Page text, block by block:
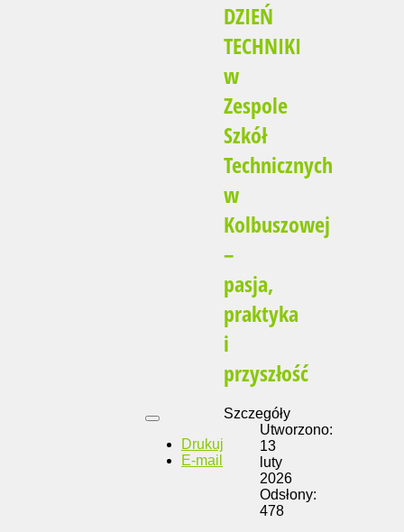
DZIEŃ
TECHNIKI
w
Zespole
Szkół
Technicznych
w
Kolbuszowej
–
pasja,
praktyka
i
przyszłość
Drukuj
E-mail
Szczegóły
Utworzono:
13
luty
2026
Odsłony:
478